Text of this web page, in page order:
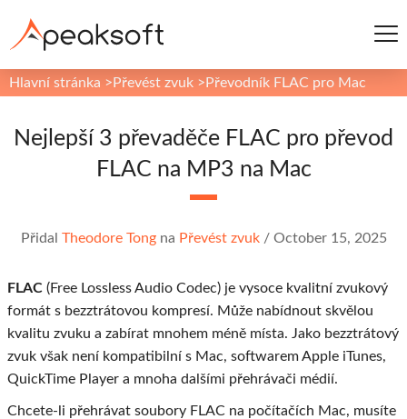
Hlavní stránka > Převést zvuk > Převodník FLAC pro Mac
Nejlepší 3 převaděče FLAC pro převod
FLAC na MP3 na Mac
Přidal Theodore Tongna Převést zvuk/ October 15, 2025
FLAC (Free Lossless Audio Codec) je vysoce kvalitní zvukový
formát s bezztrátovou kompresí. Může nabídnout skvělou
kvalitu zvuku a zabírat mnohem méně místa. Jako bezztrátový
zvuk však není kompatibilní s Mac, softwarem Apple iTunes,
QuickTime Player a mnoha dalšími přehrávači médií.
Chcete-li přehrávat soubory FLAC na počítačích Mac, musíte